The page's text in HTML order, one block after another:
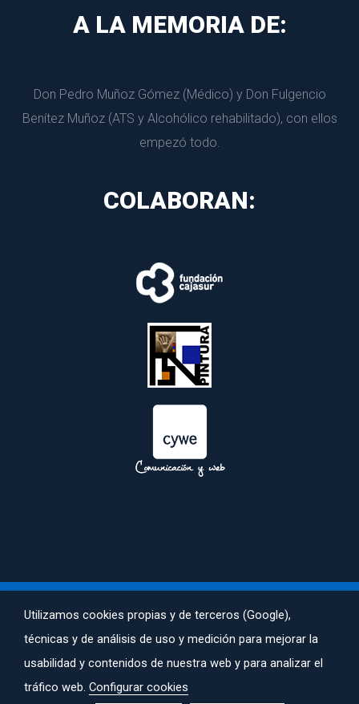
A LA MEMORIA DE:
Don Pedro Muñoz Gómez (Médico) y Don Fulgencio
Benítez Muñoz (ATS y Alcohólico rehabilitado), con ellos
empezó todo.
COLABORAN:
AVISO LEGAL | POLÍTICA DE PRIVACIDAD | POLÍTICA DE COOKIES
ACALI© TODOS LOS DERECHOS RESERVADOS. CREADA POR
COMUNICACIONYWEB.COM
Utilizamos cookies propias y de terceros (Google),
técnicas y de análisis de uso y medición para mejorar la
usabilidad y contenidos de nuestra web y para analizar el
tráfico web. Configurar cookie